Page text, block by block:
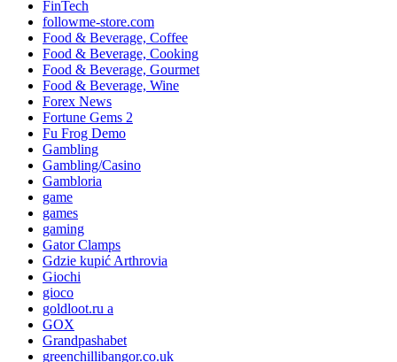
FinTech
followme-store.com
Food & Beverage, Coffee
Food & Beverage, Cooking
Food & Beverage, Gourmet
Food & Beverage, Wine
Forex News
Fortune Gems 2
Fu Frog Demo
Gambling
Gambling/Casino
Gambloria
game
games
gaming
Gator Clamps
Gdzie kupić Arthrovia
Giochi
gioco
goldloot.ru a
GOX
Grandpashabet
greenchillibangor.co.uk